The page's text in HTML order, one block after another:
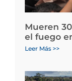
Mueren
el fuego
Leer Más >>